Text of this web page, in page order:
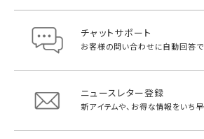
チャットサポート
お客様の問い合わせに自動回答で
ニュースレター登録
新アイテムや、お得な情報をいち早